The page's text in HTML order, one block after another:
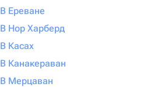
В Ереване
В Нор Харберд
В Касах
В Канакераван
В Мерцаван